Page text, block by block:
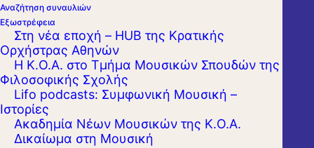
Αναζήτηση συναυλιών
Εξωστρέφεια
Στη νέα εποχή – HUB της Κρατικής
Ορχήστρας Αθηνών
Η Κ.Ο.Α. στο Τμήμα Μουσικών Σπουδών της
Φιλοσοφικής Σχολής
Lifo podcasts: Συμφωνική Μουσική –
Ιστορίες
Ακαδημία Νέων Μουσικών της Κ.Ο.Α.
Δικαίωμα στη Μουσική